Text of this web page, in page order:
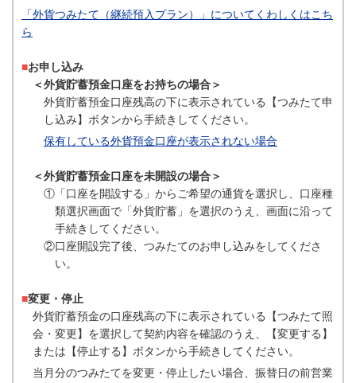
「外貨つみたて（継続預入プラン）」についてくわしくはこち
ら
■お申し込み
＜外貨貯蓄預金口座をお持ちの場合＞
外貨貯蓄預金口座残高の下に表示されている【つみたて申
し込み】ボタンから手続きしてください。
保有している外貨預金口座が表示されない場合
＜外貨貯蓄預金口座を未開設の場合＞
①「口座を開設する」からご希望の通貨を選択し、口座種
類選択画面で「外貨貯蓄」を選択のうえ、画面に沿って
手続きしてください。
②口座開設完了後、つみたてのお申し込みをしてくださ
い。
■変更・停止
外貨貯蓄預金の口座残高の下に表示されている【つみたて照
会・変更】を選択して契約内容を確認のうえ、【変更する】
または【停止する】ボタンから手続きしてください。
当月分のつみたてを変更・停止したい場合、振替日の前営業